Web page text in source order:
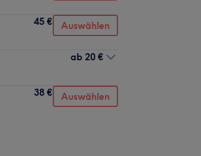
45 € Auswählen
ab 20 €
38 € Auswählen